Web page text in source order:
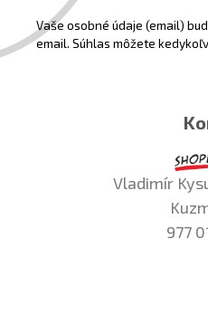
Vaše osobné údaje (email)
email. Súhlas môžete
Vladimír
977